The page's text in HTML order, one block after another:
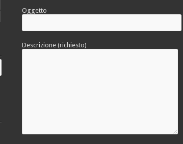
Oggetto
Descrizione (richiesto)